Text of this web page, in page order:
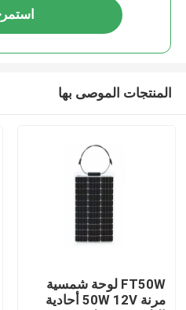
استمر
المنتجات الموصى بها
FT50W لوحة شمسية
مرنة 50W 12V أحادية